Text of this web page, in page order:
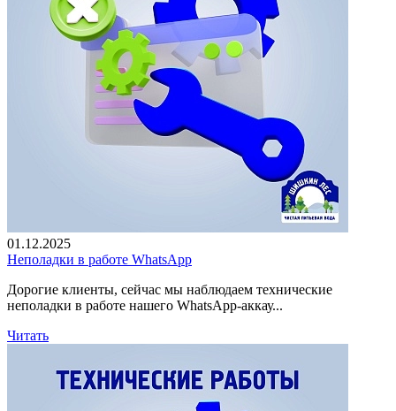
01.12.2025
Неполадки в работе WhatsApp
Дорогие клиенты, сейчас мы наблюдаем технические
неполадки в работе нашего WhatsApp-аккау...
Читать